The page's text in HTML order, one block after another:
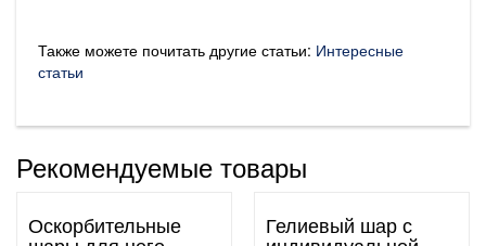
Также можете почитать другие статьи: Интересные
статьи
Рекомендуемые товары
Оскорбительные Гелиевый шар с